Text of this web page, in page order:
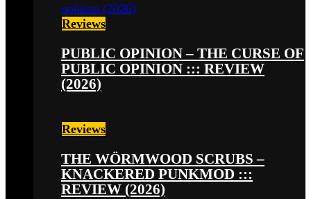
Reviews
PUBLIC OPINION – THE CURSE OF
PUBLIC OPINION ::: REVIEW
(2026)
Reviews
THE WÖRMWOOD SCRUBS –
KNACKERED PUNKMOD :::
REVIEW (2026)